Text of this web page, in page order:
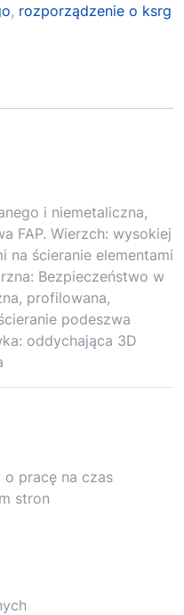
, rozporządzenie o ksrg
i niemetaliczna,
FAP. Wierzch: wysokiej
na ścieranie elementami
Bezpieczeństwo w
profilowana,
podeszwa
oddychająca 3D
pracę na czas
stron